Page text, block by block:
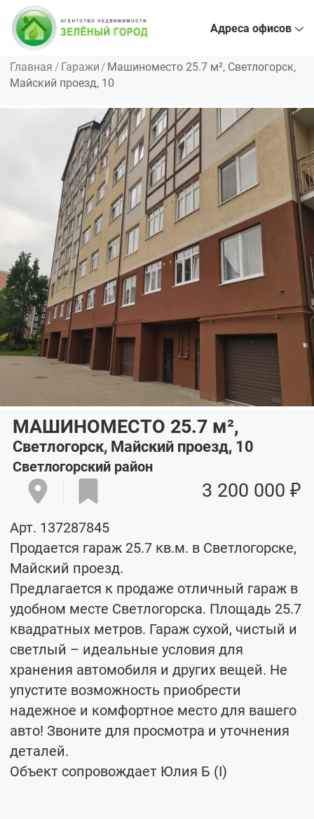
Адреса офисов
Главная Гаражи
Машиноместо 25.7 м², Светлогорск,
Майский проезд, 10
МАШИНОМЕСТО 25.7 м²,
Светлогорск, Майский проезд, 10
Светлогорский район
3 200 000 ₽
Арт. 137287845
Продается гараж 25.7 кв.м. в Светлогорске,
Майский проезд.
Предлагается к продаже отличный гараж в
удобном месте Светлогорска. Площадь 25.7
квадратных метров. Гараж сухой, чистый и
светлый – идеальные условия для
хранения автомобиля и других вещей. Не
упустите возможность приобрести
надежное и комфортное место для вашего
авто! Звоните для просмотра и уточнения
деталей.
Объект сопровождает Юлия Б (I)